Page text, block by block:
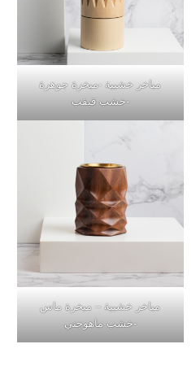
مباخر خشبية -مبخرة جوهرة
-خشب قيقب
مباخر خشبية – مبخرة ماس
-خشب ماهوجني